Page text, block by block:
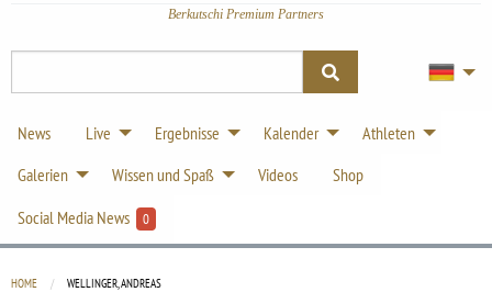
Berkutschi Premium Partners
News Live Ergebnisse Kalender
Athleten
Galerien
Wissen und Spaß Videos
Shop
Social Media News
0
HOME CURRENT:
WELLINGER, ANDREAS